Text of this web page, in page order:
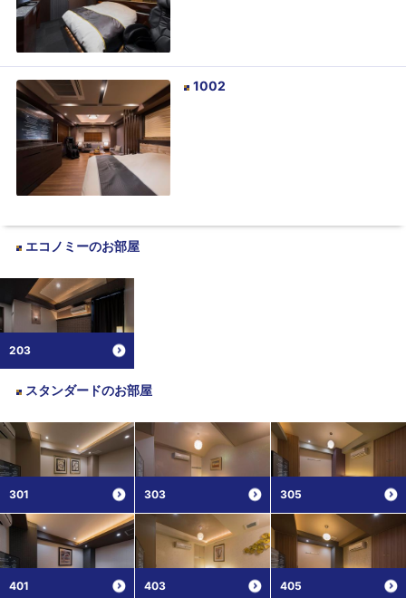
1002
エコノミーのお部屋
203
スタンダードのお部屋
301 303 305
401 403 405